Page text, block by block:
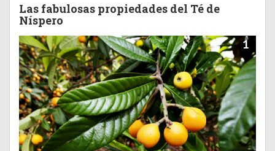
Las fabulosas propiedades del Té de
Níspero
1